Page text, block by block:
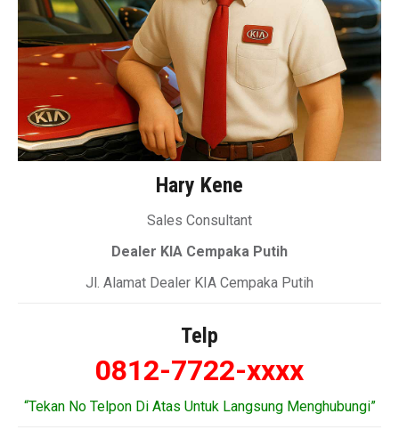
Hary Kene
Sales Consultant
Dealer KIA Cempaka Putih
Jl. Alamat Dealer KIA Cempaka Putih
Telp
0812-7722-xxxx
“Tekan No Telpon Di Atas Untuk Langsung Menghubungi”